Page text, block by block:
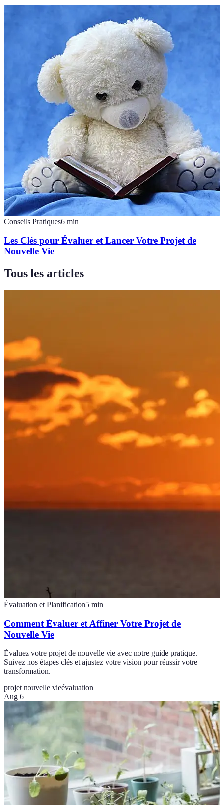
Conseils Pratiques6 min
Les Clés pour Évaluer et Lancer Votre Projet de
Nouvelle Vie
Tous les articles
Évaluation et Planification5 min
Comment Évaluer et Affiner Votre Projet de
Nouvelle Vie
Évaluez votre projet de nouvelle vie avec notre guide pratique.
Suivez nos étapes clés et ajustez votre vision pour réussir votre
transformation.
projet nouvelle vieévaluation
Aug 6